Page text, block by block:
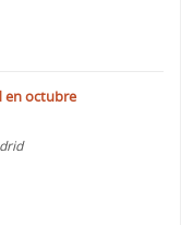
en octubre